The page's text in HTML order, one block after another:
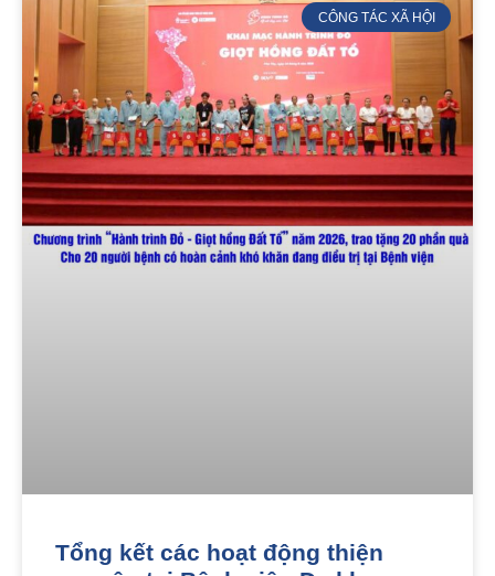
CÔNG TÁC XÃ HỘI
Tổng kết các hoạt động thiện